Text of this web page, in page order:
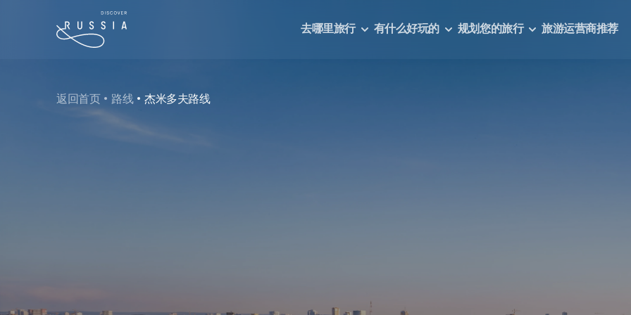
去哪里旅行 有什么好玩的 规划您的旅行 旅游运营商推荐
返回首页 路线 杰米多夫路线